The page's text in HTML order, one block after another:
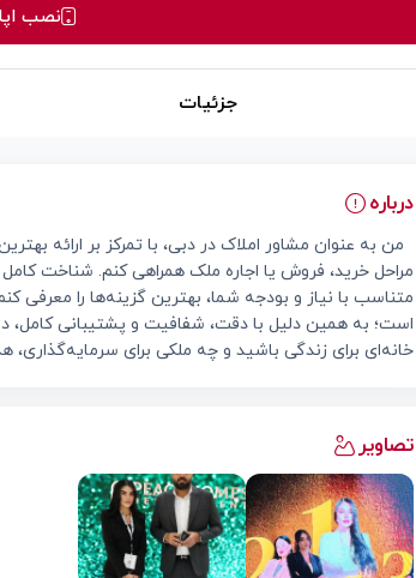
نصب
جزئیات
درباره
من به عنوان مشاور املاک در دبی، با تمرکز بر ارائه
مراحل خرید، فروش یا اجاره ملک همراهی کنم. شناخت
متناسب با نیاز و بودجه شما، بهترین گزینه‌ها را معرفی
است؛ به همین دلیل با دقت، شفافیت و پشتیبانی کامل،
خانه‌ای برای زندگی باشید و چه ملکی برای
تصاویر